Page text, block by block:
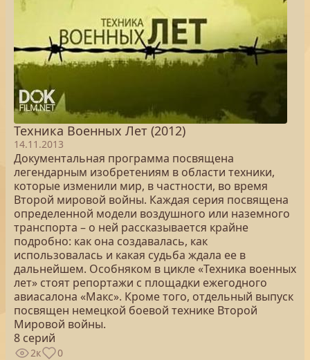
Техника Военных Лет (2012)
14.11.2013
Документальная программа посвящена
легендарным изобретениям в области техники,
которые изменили мир, в частности, во время
Второй мировой войны. Каждая серия посвящена
определенной модели воздушного или наземного
транспорта – о ней рассказывается крайне
подробно: как она создавалась, как
использовалась и какая судьба ждала ее в
дальнейшем. Особняком в цикле «Техника военных
лет» стоят репортажи с площадки ежегодного
авиасалона «Макс». Кроме того, отдельный выпуск
посвящен немецкой боевой технике Второй
Мировой войны.
8 серий
2к 0